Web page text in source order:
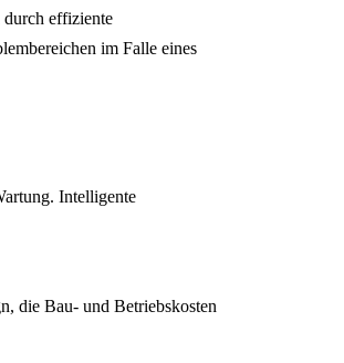
durch effiziente
im Falle eines
Intelligente
die Bau- und Betriebskosten